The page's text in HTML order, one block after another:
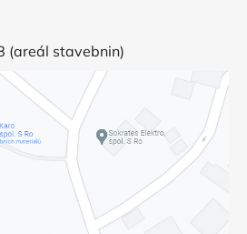
(areál stavebnin)